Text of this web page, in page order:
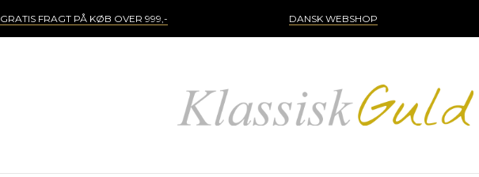
GRATIS FRAGT PÅ KØB OVER 999,- DANSK WEBSHOP